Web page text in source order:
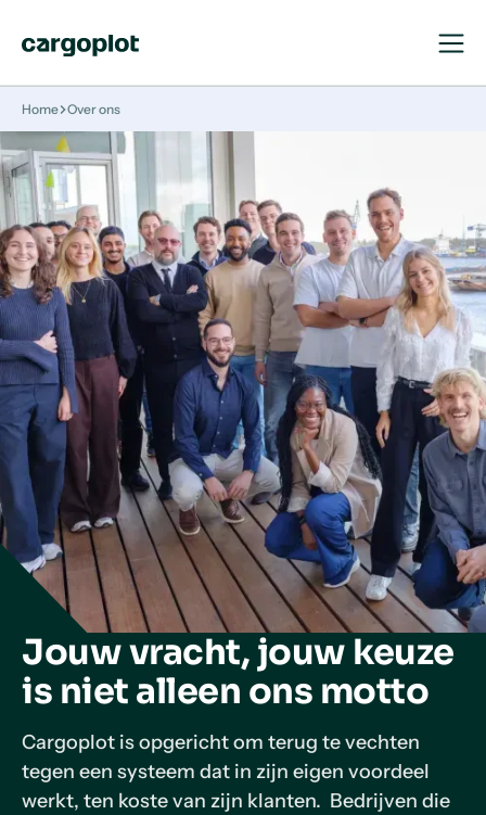
Open
Close
Home Over ons
Jouw vracht, jouw keuze
is niet alleen ons motto
Cargoplot is opgericht om terug te vechten
tegen een systeem dat in zijn eigen voordeel
werkt, ten koste van zijn klanten. Bedrijven die